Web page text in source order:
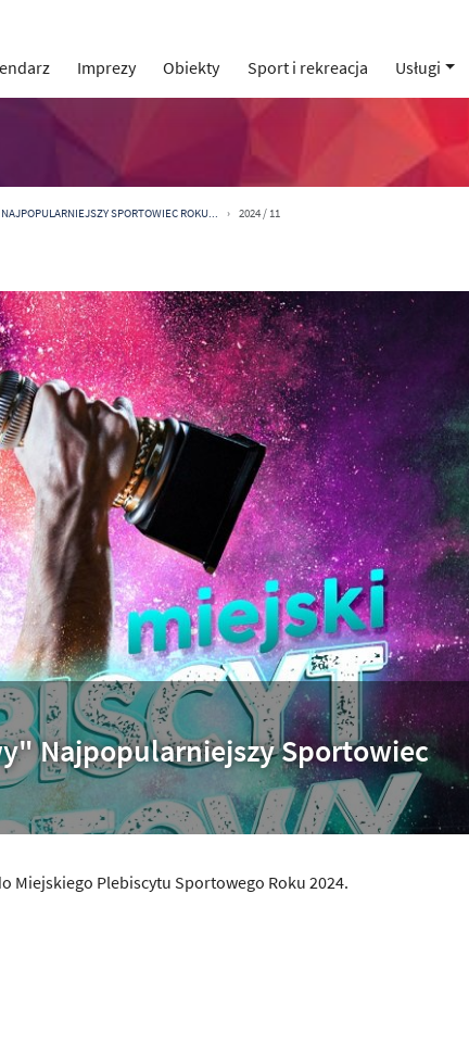
Imprezy Obiekty Sport i rekreacja Usługi
SPORTOWIEC ROKU... 2024 / 11
Najpopularniejszy Sportowiec
Miejskiego Plebiscytu Sportowego Roku 2024.